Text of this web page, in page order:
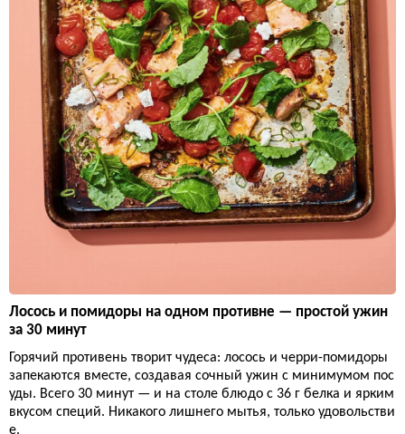
Лосось и помидоры на одном противне — простой ужин
за 30 минут
Горячий противень творит чудеса: лосось и черри-помидоры
запекаются вместе, создавая сочный ужин с минимумом пос
уды. Всего 30 минут — и на столе блюдо с 36 г белка и ярким
вкусом специй. Никакого лишнего мытья, только удовольстви
е.